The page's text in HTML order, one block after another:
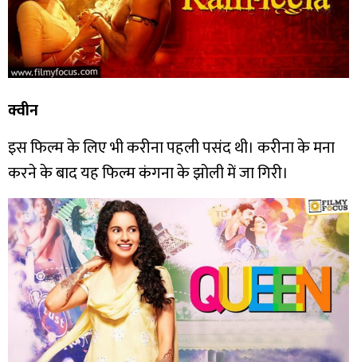
क्वीन
इस फिल्म के लिए भी करीना पहली पसंद थी। करीना के मना
करने के बाद यह फिल्म कंगना के झोली में जा गिरी।